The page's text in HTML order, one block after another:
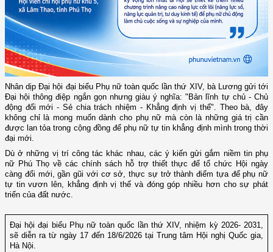
Nhân dịp Đại hội đại biểu Phụ nữ toàn quốc lần thứ XIV, bà Lương gửi tới
Đại hội thông điệp ngắn gọn nhưng giàu ý nghĩa: "Bản lĩnh tự chủ - Chủ
động đổi mới - Sẻ chia trách nhiệm - Khẳng định vị thế". Theo bà, đây
không chỉ là mong muốn dành cho phụ nữ mà còn là những giá trị cần
được lan tỏa trong cộng đồng để phụ nữ tự tin khẳng định mình trong thời
đại mới.
Dù ở những vị trí công tác khác nhau, các ý kiến gửi gắm niềm tin phụ
nữ Phú Thọ về các chính sách hỗ trợ thiết thực để tổ chức Hội ngày
càng đổi mới, gần gũi với cơ sở, thực sự trở thành điểm tựa để phụ nữ
tự tin vươn lên, khẳng định vị thế và đóng góp nhiều hơn cho sự phát
triển của đất nước.
Đại hội đại biểu Phụ nữ toàn quốc lần thứ XIV, nhiệm kỳ 2026- 2031,
sẽ diễn ra từ ngày 17 đến 18/6/2026 tại Trung tâm Hội nghị Quốc gia,
Hà Nội.